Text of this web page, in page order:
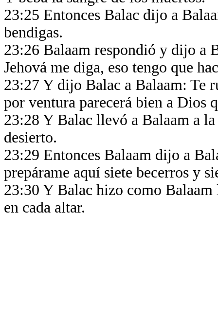
23:25 Entonces Balac dijo a
bendigas.
23:26 Balaam respondió y dijo a
Jehová me diga, eso tengo que
23:27 Y dijo Balac a Balaam: Te
por ventura parecerá bien a Dios
23:28 Y Balac llevó a Balaam a
desierto.
23:29 Entonces Balaam dijo a
prepárame aquí siete becerros y
23:30 Y Balac hizo como
en cada altar.